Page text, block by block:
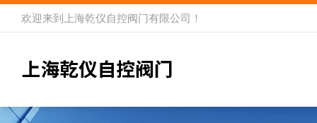
欢迎来到 上海乾仪自控阀门有限公司 ！